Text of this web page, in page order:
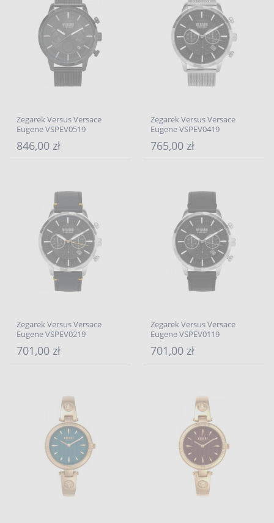
Zegarek Versus Versace
Eugene VSPEV0519
846,00 zł
Zegarek Versus Versace
Eugene VSPEV0419
765,00 zł
Zegarek Versus Versace
Eugene VSPEV0219
701,00 zł
Zegarek Versus Versace
Eugene VSPEV0119
701,00 zł